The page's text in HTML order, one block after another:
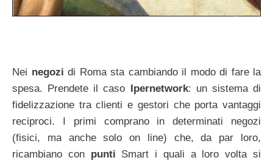
Nei negozi di Roma sta cambiando il modo di fare la
spesa. Prendete il caso
Ipernetwork: un sistema di
fidelizzazione tra clienti e gestori che porta vantaggi
reciproci. I primi comprano in determinati negozi
(fisici, ma anche solo on line) che, da par loro,
ricambiano con punti Smart i quali a loro volta si